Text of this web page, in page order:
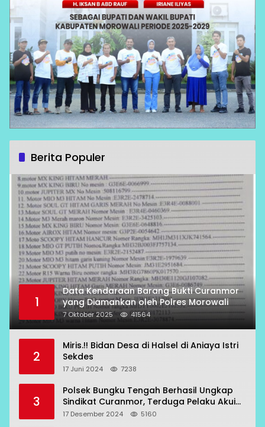
Berita Populer
1
Data Kendaraan Barang Bukti Curanmor
yang Diamankan oleh Polres Morowali
7 Oktober 2025 41564
2
Miris.!! Bidan Desa di Halsel di Aniaya Istri
Sekdes
17 Juni 2024 7238
3
Polsek Bungku Tengah Berhasil Ungkap
Sindikat Curanmor, Terduga Pelaku Akui
Beraksi di 7 Lokasi
17 Desember 2024 5160